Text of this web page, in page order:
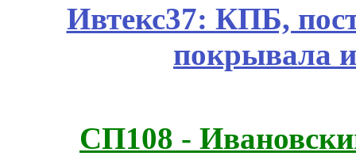
Ивтекс37: КПБ,
покрывала
СП108 -